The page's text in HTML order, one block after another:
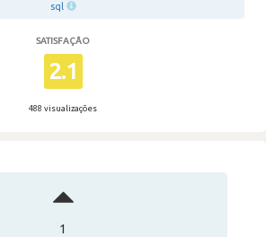
sql
SATISFAÇÃO
2.1
488 visualizações
1